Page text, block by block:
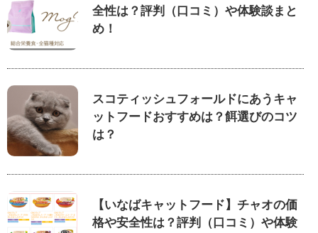
全性は？評判（口コミ）や体験談まと
め！
スコティッシュフォールドにあうキャ
ットフードおすすめは？餌選びのコツ
は？
【いなばキャットフード】チャオの価
格や安全性は？評判（口コミ）や体験